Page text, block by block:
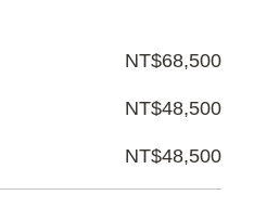
NT$68,500
NT$48,500
NT$48,500